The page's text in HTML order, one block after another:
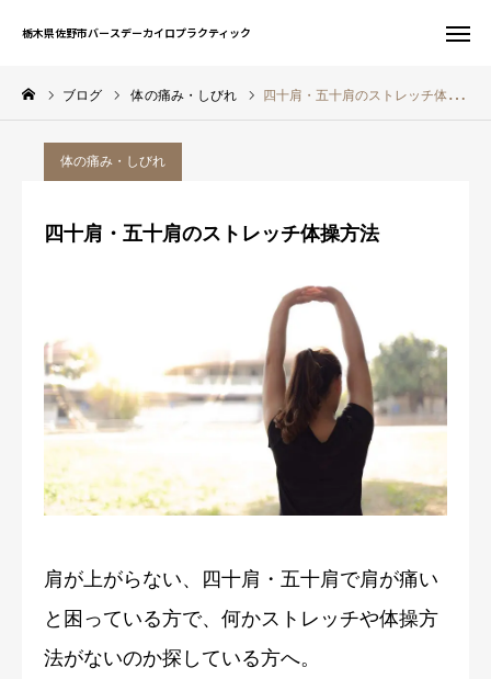
栃木県佐野市バースデーカイロプラクティック
ブログ 体の痛み・しびれ 四十肩・五十肩のストレッチ体操方法
体の痛み・しびれ
四十肩・五十肩のストレッチ体操方法
肩が上がらない、四十肩・五十肩で肩が痛い
と困っている方で、何かストレッチや体操方
法がないのか探している方へ。
栃木県佐野市バースデーカイロプラクティック
お問い合わせ
初めての方へ
当院について
症状別案内
ブログ